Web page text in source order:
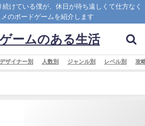
けている僕が、休日が待ち遠しくて仕方なく
のボードゲームを紹介します
ームのある生活
デザイナー別 人数別 ジャンル別 レベル別 攻